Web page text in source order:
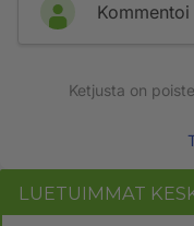
Ketjusta on
LUETUIMMAT